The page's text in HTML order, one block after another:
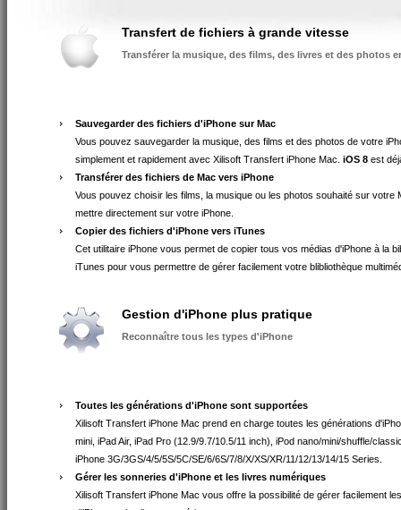
Transfert de fichiers à grande vitesse
Transférer la musique, des films, des livres et des photos
Sauvegarder des fichiers d'iPhone sur Mac
Vous pouvez sauvegarder la musique, des films et des photos de votre
simplement et rapidement avec Xilisoft Transfert iPhone Mac. iOS 8 est
Transférer des fichiers de Mac vers iPhone
Vous pouvez choisir les films, la musique ou les photos souhaité sur votre
mettre directement sur votre iPhone.
Copier des fichiers d'iPhone vers iTunes
Cet utilitaire iPhone vous permet de copier tous vos médias d'iPhone à la
iTunes pour vous permettre de gérer facilement votre blibliothèque
Gestion d'iPhone plus pratique
Reconnaître tous les types d'iPhone
Toutes les générations d'iPhone sont supportées
Xilisoft Transfert iPhone Mac prend en charge toutes les générations
mini, iPad Air, iPad Pro (12.9/9.7/10.5/11 inch), iPod nano/mini/shuffle/
iPhone 3G/3GS/4/5/5S/5C/SE/6/6S/7/8/X/XS/XR/11/12/13/14/15 Series.
Gérer les sonneries d'iPhone et les livres numériques
Xilisoft Transfert iPhone Mac vous offre la possibilité de gérer facilement